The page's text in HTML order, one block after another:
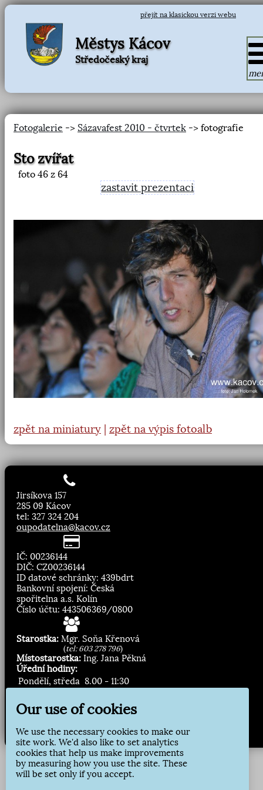
přejít na klasickou verzi webu
Městys Kácov
Středočeský kraj
Fotogalerie -> Sázavafest 2010 - čtvrtek -> fotografie
Sto zvířat
foto 46 z 64
zastavit prezentaci
zpět na miniatury zpět na výpis fotoalb
Jirsíkova 157
285 09 Kácov
tel: 327 324 204
oupodatelna@kacov.cz
IČ: 00236144
DIČ: CZ00236144
ID datové schránky: 439bdrt
Bankovní spojení: Česká
spořitelna a.s. Kolín
Číslo účtu: 443506369/0800
Starostka: Mgr. Soňa Křenová
(tel: 603 278 796)
Místostarostka: Ing. Jana Pěkná
Úřední hodiny:
Pondělí, středa 8.00 - 11:30
Přihlásit odběr
Our use of cookies
We use the necessary cookies to make our
site work. We'd also like to set analytics
cookies that help us make improvements
by measuring how you use the site. These
will be set only if you accept.